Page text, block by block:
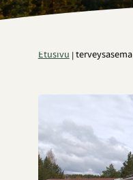
Etusivu|terveysasema